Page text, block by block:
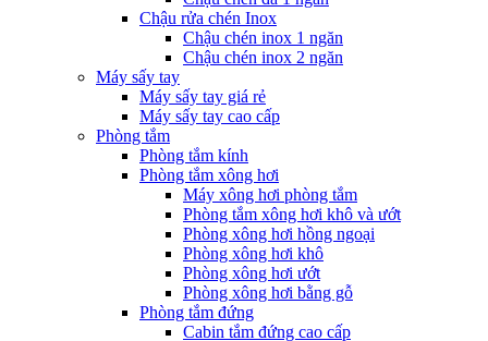
Chậu rửa chén Inox
Chậu chén inox 1 ngăn
Chậu chén inox 2 ngăn
Máy sấy tay
Máy sấy tay giá rẻ
Máy sấy tay cao cấp
Phòng tắm
Phòng tắm kính
Phòng tắm xông hơi
Máy xông hơi phòng tắm
Phòng tắm xông hơi khô và ướt
Phòng xông hơi hồng ngoại
Phòng xông hơi khô
Phòng xông hơi ướt
Phòng xông hơi bằng gỗ
Phòng tắm đứng
Cabin tắm đứng cao cấp